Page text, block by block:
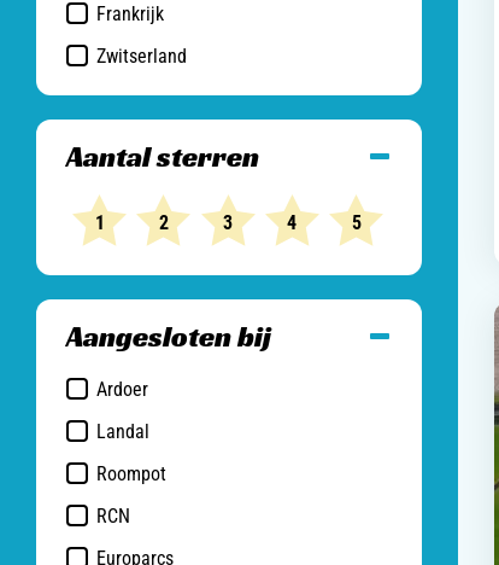
Frankrijk
Zwitserland
Aantal sterren
1 2 3 4 5
Aangesloten bij
Ardoer
Landal
Roompot
RCN
Europarcs